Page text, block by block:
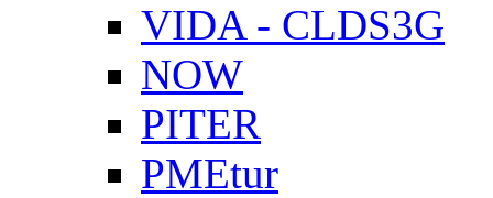
VIDA - CLDS3G
NOW
PITER
PMEtur